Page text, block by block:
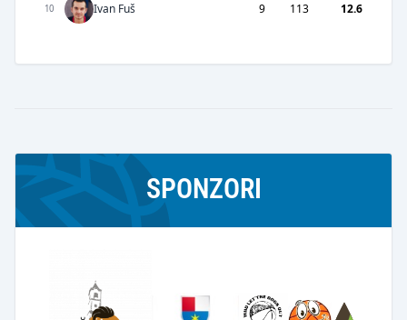
10 Ivan Fuš 9 113 12.6
SPONZORI